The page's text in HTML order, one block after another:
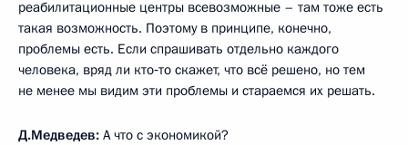
реабилитационные центры всевозможные – там тоже есть
такая возможность. Поэтому в принципе, конечно,
проблемы есть. Если спрашивать отдельно каждого
человека, вряд ли кто‑то скажет, что всё решено, но тем
не менее мы видим эти проблемы и стараемся их решать.
Д.Медведев: А что с экономикой?